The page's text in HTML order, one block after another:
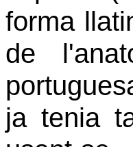
forma
de
ja tenia